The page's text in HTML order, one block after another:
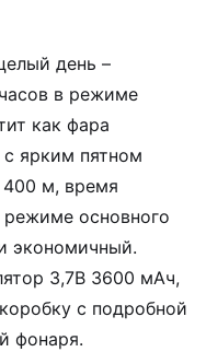
день –
в режиме
как фара
ярким пятном
400 м, время
основного
экономичный.
3,7В 3600 мАч,
с подробной
фонаря.